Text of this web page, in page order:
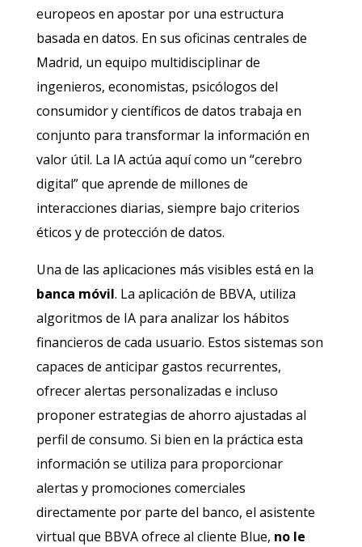
europeos en apostar por una estructura
basada en datos. En sus oficinas centrales de
Madrid, un equipo multidisciplinar de
ingenieros, economistas, psicólogos del
consumidor y científicos de datos trabaja en
conjunto para transformar la información en
valor útil. La IA actúa aquí como un “cerebro
digital” que aprende de millones de
interacciones diarias, siempre bajo criterios
éticos y de protección de datos.
Una de las aplicaciones más visibles está en la
banca móvil. La aplicación de BBVA, utiliza
algoritmos de IA para analizar los hábitos
financieros de cada usuario. Estos sistemas son
capaces de anticipar gastos recurrentes,
ofrecer alertas personalizadas e incluso
proponer estrategias de ahorro ajustadas al
perfil de consumo. Si bien en la práctica esta
información se utiliza para proporcionar
alertas y promociones comerciales
directamente por parte del banco, el asistente
virtual que BBVA ofrece al cliente Blue, no le